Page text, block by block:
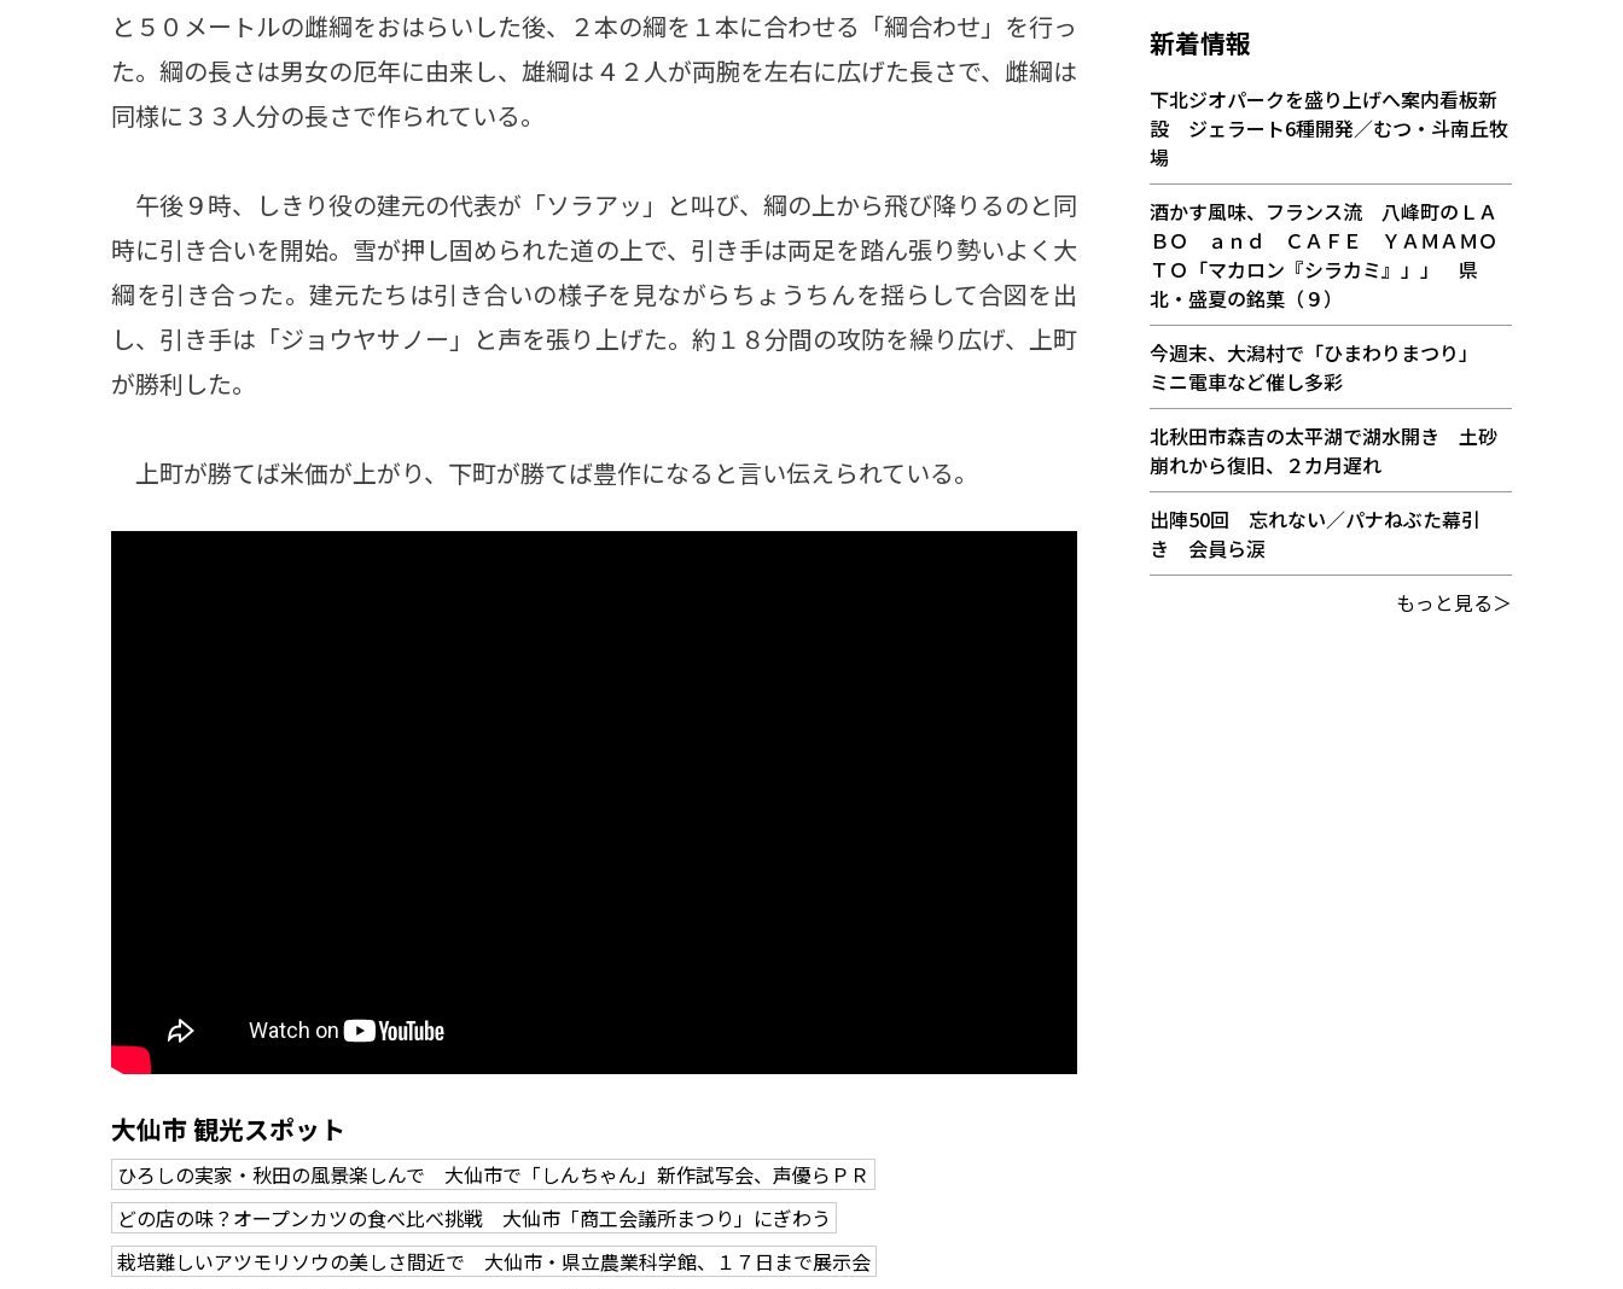
と５０メートルの雌綱をおはらいした後、２本の綱を１本に合わせる「綱合わせ」を行っ
た。綱の長さは男女の厄年に由来し、雄綱は４２人が両腕を左右に広げた長さで、雌綱は
同様に３３人分の長さで作られている。
午後９時、しきり役の建元の代表が「ソラアッ」と叫び、綱の上から飛び降りるのと同
時に引き合いを開始。雪が押し固められた道の上で、引き手は両足を踏ん張り勢いよく大
綱を引き合った。建元たちは引き合いの様子を見ながらちょうちんを揺らして合図を出
し、引き手は「ジョウヤサノー」と声を張り上げた。約１８分間の攻防を繰り広げ、上町
が勝利した。
上町が勝てば米価が上がり、下町が勝てば豊作になると言い伝えられている。
大仙市 観光スポット
ひろしの実家・秋田の風景楽しんで 大仙市で「しんちゃん」新作試写会、声優らＰＲ
どの店の味？オープンカツの食べ比べ挑戦 大仙市「商工会議所まつり」にぎわう
栽培難しいアツモリソウの美しさ間近で 大仙市・県立農業科学館、１７日まで展示会
新着情報
下北ジオパークを盛り上げへ案内看板新
設 ジェラート6種開発／むつ・斗南丘牧
場
酒かす風味、フランス流 八峰町のＬＡ
ＢＯ ａｎｄ ＣＡＦＥ ＹＡＭＡＭＯ
ＴＯ「マカロン『シラカミ』」」 県
北・盛夏の銘菓（９）
今週末、大潟村で「ひまわりまつり」
ミニ電車など催し多彩
北秋田市森吉の太平湖で湖水開き 土砂
崩れから復旧、２カ月遅れ
出陣50回 忘れない／パナねぶた幕引
き 会員ら涙
もっと見る＞